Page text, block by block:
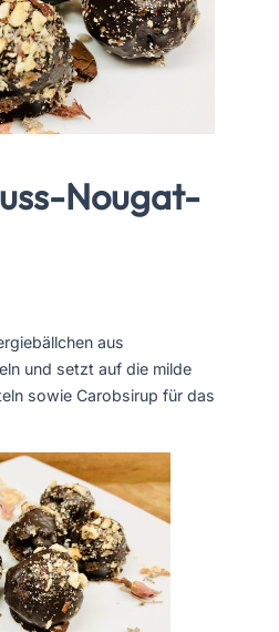
Nougat-
aus
und setzt auf die milde
sowie Carobsirup für das